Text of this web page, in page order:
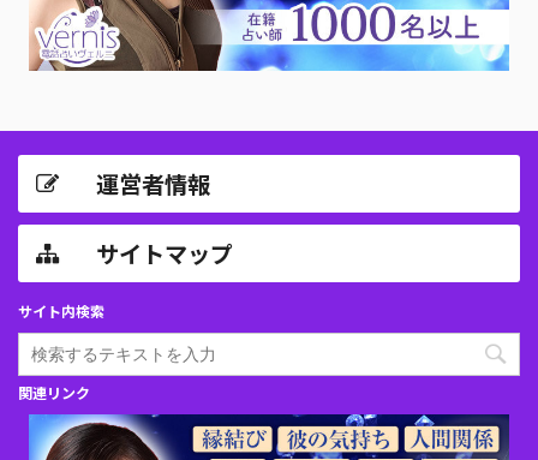
運営者情報
サイトマップ
サイト内検索
関連リンク